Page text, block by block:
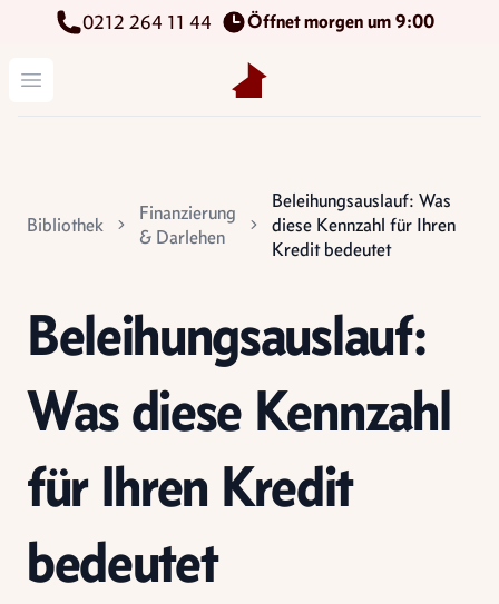
0212 264 11 44 Öffnet morgen um 9:00
Menü öffnen Kettenbach Immobilien GmbH
Bibliothek
Finanzierung
& Darlehen
Beleihungsauslauf: Was
diese Kennzahl für Ihren
Kredit bedeutet
Beleihungsauslauf:
Was diese Kennzahl
für Ihren Kredit
bedeutet